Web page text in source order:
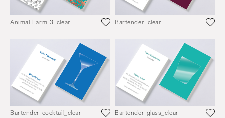
Animal Farm 3_clear Bartender_clear
Bartender cocktail_clear Bartender glass_clear